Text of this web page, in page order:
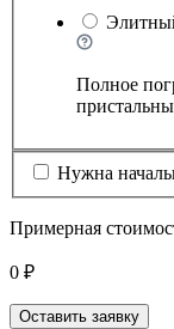
Полное
Нужна
Примерная
0 ₽
Оставить заявку